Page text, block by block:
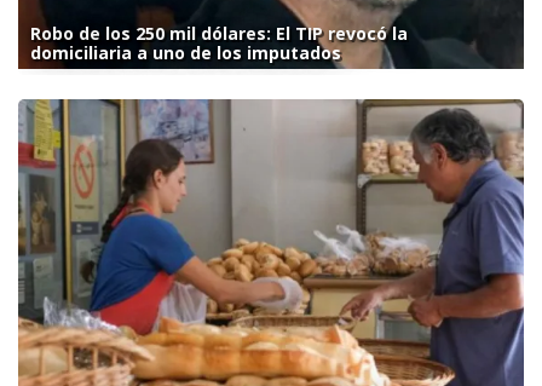
Robo de los 250 mil dólares: El TIP revocó la
domiciliaria a uno de los imputados